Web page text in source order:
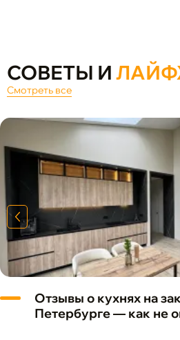
СОВЕТЫ И
Смотреть все
Отзывы о кухнях на
Петербурге — как не